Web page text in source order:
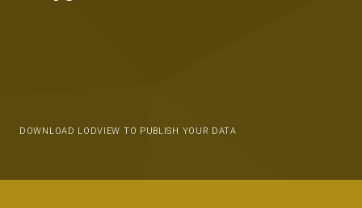
DOWNLOAD LODVIEW TO PUBLISH YOUR DATA